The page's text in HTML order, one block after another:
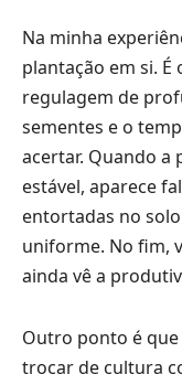
Na minha
plantação em si.
regulagem de
sementes e o
acertar. Quando a
estável, aparece
entortadas no
uniforme. No fim,
ainda vê a
Outro ponto é
trocar de cultura